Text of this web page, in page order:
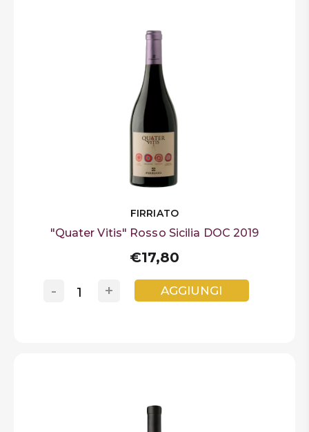
FIRRIATO
"Quater Vitis" Rosso Sicilia DOC 2019
€17,80
+
- AGGIUNGI